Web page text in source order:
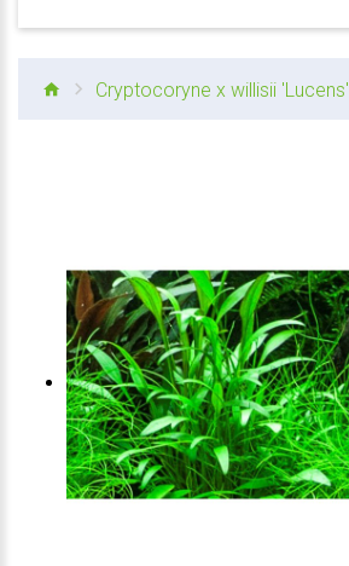
Cryptocoryne x willisii 'Lucens'